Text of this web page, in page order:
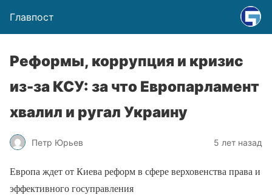
Главпост
Реформы, коррупция и кризис
из-за КСУ: за что Европарламент
хвалил и ругал Украину
Петр Юрьев 5 лет назад
Европа ждет от Киева реформ в сфере верховенства права и
эффективного госуправления